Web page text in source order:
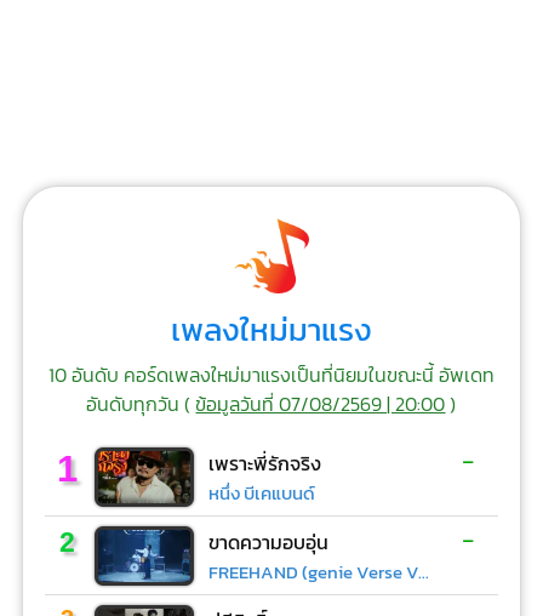
เพลงใหม่มาแรง
10 อันดับ คอร์ดเพลงใหม่มาแรงเป็นที่นิยมในขณะนี้ อัพเดท
อันดับทุกวัน (ข้อมูลวันที่ 07/08/2569 | 20:00)
1 เพราะพี่รักจริง
หนึ่ง บีเคแบนด์
-
2 ขาดความอบอุ่น
FREEHAND (genie Verse Vol.1)
-